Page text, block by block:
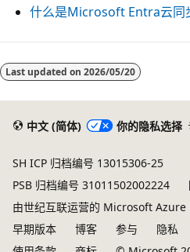
什么是Microsoft Entra云同
Last updated on 2026/05/20
中文 (简体) 你的隐私选择
SH ICP 归档编号 13015306-25
PSB 归档编号 31011502002224
由世纪互联运营的 Microsoft Azure
早期版本
博客 参与 隐私